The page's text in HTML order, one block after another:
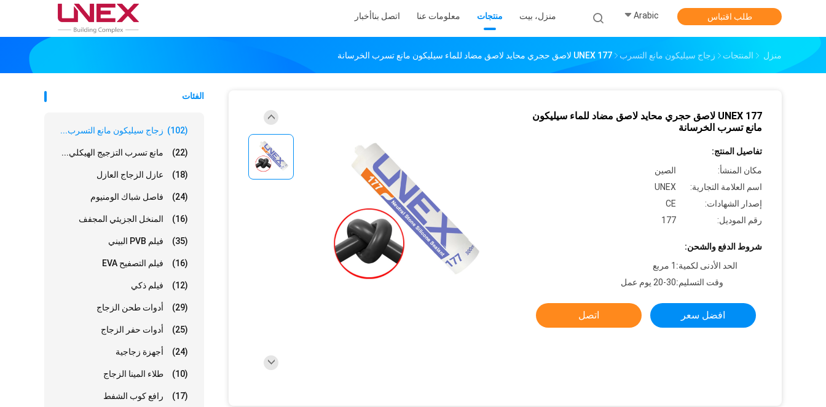
منزل، بيت منتجات معلومات عنا اتصل بناأخبار Arabic طلب اقتباس
منزل المنتجات زجاج سيليكون مانع التسرب UNEX 177 لاصق حجري محايد لاصق مضاد للماء سيليكون مانع تسرب الخرسانة
الفئات
زجاج سيليكون مانع التسرب... (102)
مانع تسرب التزجيج الهيكلي... (22)
عازل الزجاج العازل (18)
فاصل شباك الومنيوم (24)
المنخل الجزيئي المجفف (16)
فيلم PVB البيني (35)
فيلم التصفيح EVA (16)
فيلم ذكي (12)
أدوات طحن الزجاج (29)
أدوات حفر الزجاج (25)
أجهزة زجاجية (24)
طلاء المينا الزجاج (10)
رافع كوب الشفط (17)
UNEX 177 لاصق حجري محايد لاصق مضاد للماء سيليكون
مانع تسرب الخرسانة
تفاصيل المنتج:
مكان المنشأ:
الصين
اسم العلامة التجارية:
UNEX
إصدار الشهادات:
CE
رقم الموديل:
177
شروط الدفع والشحن:
الحد الأدنى لكمية: 1 مربع
وقت التسليم:20-30 يوم عمل
افضل سعر اتصل